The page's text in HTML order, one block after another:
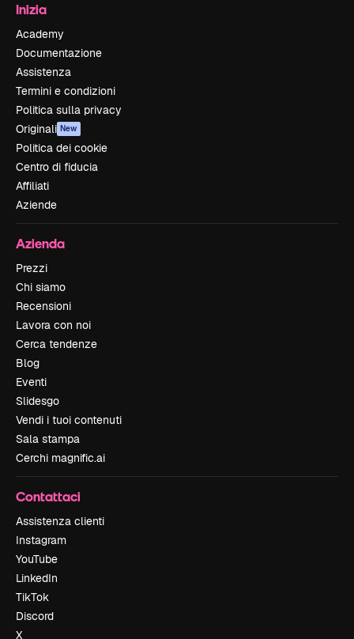
Inizia
Academy
Documentazione
Assistenza
Termini e condizioni
Politica sulla privacy
Originali New
Politica dei cookie
Centro di fiducia
Affiliati
Aziende
Azienda
Prezzi
Chi siamo
Recensioni
Lavora con noi
Cerca tendenze
Blog
Eventi
Slidesgo
Vendi i tuoi contenuti
Sala stampa
Cerchi magnific.ai
Contattaci
Assistenza clienti
Instagram
YouTube
LinkedIn
TikTok
Discord
X